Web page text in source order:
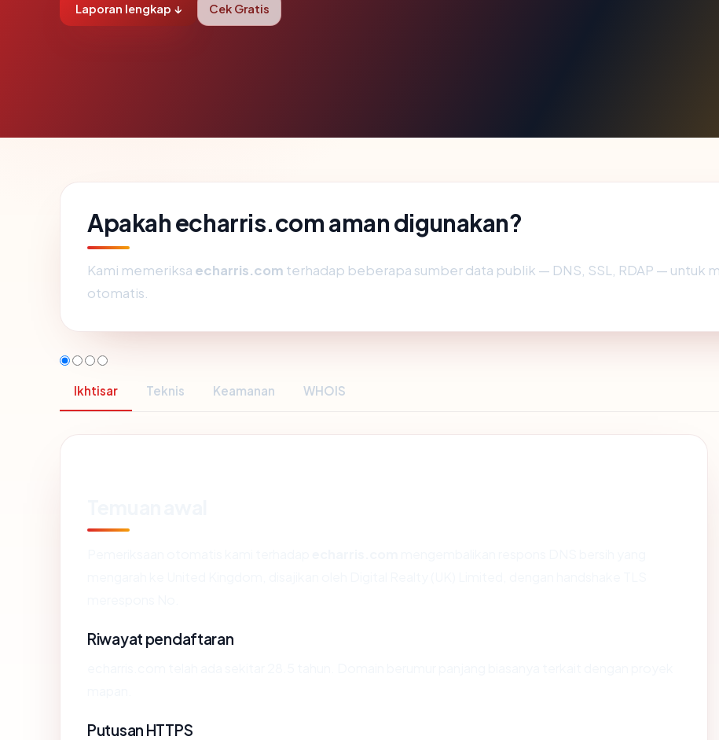
Laporan lengkap ↓ Cek Gratis
Apakah echarris.com aman digunakan?
Kami memeriksa echarris.com terhadap beberapa sumber data publik — DNS, SSL, RDAP — untuk
otomatis.
Ikhtisar Teknis Keamanan WHOIS
Riwayat pendaftaran
Putusan HTTPS